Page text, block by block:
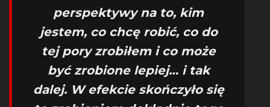
perspektywy na to, kim
jestem, co chcę robić, co do
tej pory zrobiłem i co może
być zrobione lepiej… i tak
dalej. W efekcie skończyło się